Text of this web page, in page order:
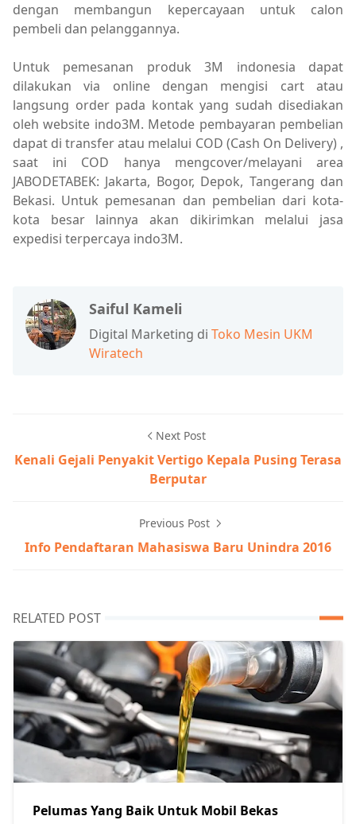
dengan membangun kepercayaan untuk calon
pembeli dan pelanggannya.
Untuk pemesanan produk 3M indonesia dapat
dilakukan via online dengan mengisi cart atau
langsung order pada kontak yang sudah disediakan
oleh website indo3M. Metode pembayaran pembelian
dapat di transfer atau melalui COD (Cash On Delivery) ,
saat ini COD hanya mengcover/melayani area
JABODETABEK: Jakarta, Bogor, Depok, Tangerang dan
Bekasi. Untuk pemesanan dan pembelian dari kota-
kota besar lainnya akan dikirimkan melalui jasa
expedisi terpercaya indo3M.
Saiful Kameli
Digital Marketing di Toko Mesin UKM
Wiratech
Next Post
Kenali Gejali Penyakit Vertigo Kepala Pusing Terasa
Berputar
Previous Post
Info Pendaftaran Mahasiswa Baru Unindra 2016
RELATED POST
Pelumas Yang Baik Untuk Mobil Bekas